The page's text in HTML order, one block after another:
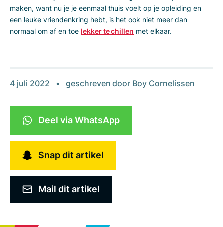
maken, want nu je je eenmaal thuis voelt op je opleiding en
een leuke vriendenkring hebt, is het ook niet meer dan
normaal om af en toe lekker te chillen met elkaar.
4 juli 2022 geschreven door Boy Cornelissen
Deel via WhatsApp
Snap dit artikel
Mail dit artikel